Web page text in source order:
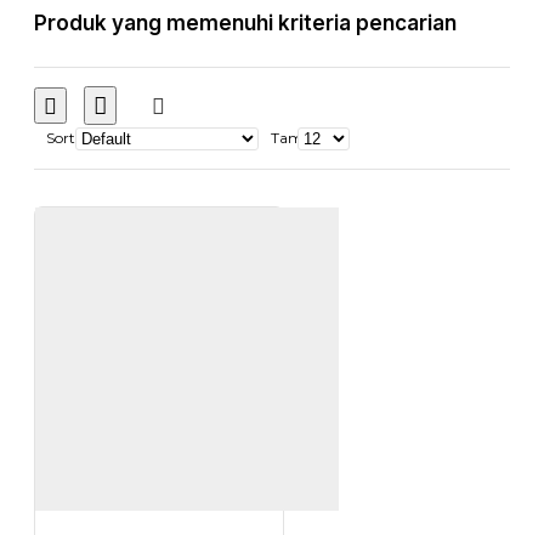
Produk yang memenuhi kriteria pencarian
Sort Tampilkan: